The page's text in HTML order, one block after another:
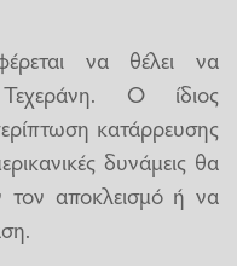
να θέλει να
Ο ίδιος
κατάρρευσης
δυνάμεις θα
αποκλεισμό ή να